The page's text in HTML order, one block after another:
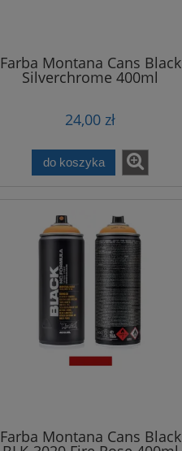
Farba Montana Cans Black
Silverchrome 400ml
24,00 zł
do koszyka
Farba Montana Cans Black